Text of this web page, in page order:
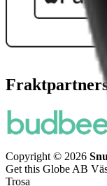
Copyright © 2026
Get this Globe AB
Trosa